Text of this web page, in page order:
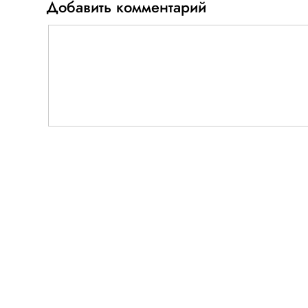
Добавить комментарий